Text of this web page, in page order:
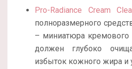
Pro-Radiance Cream
полноразмерного
– миниатюра кремового
должен глубоко
избыток кожного жира и